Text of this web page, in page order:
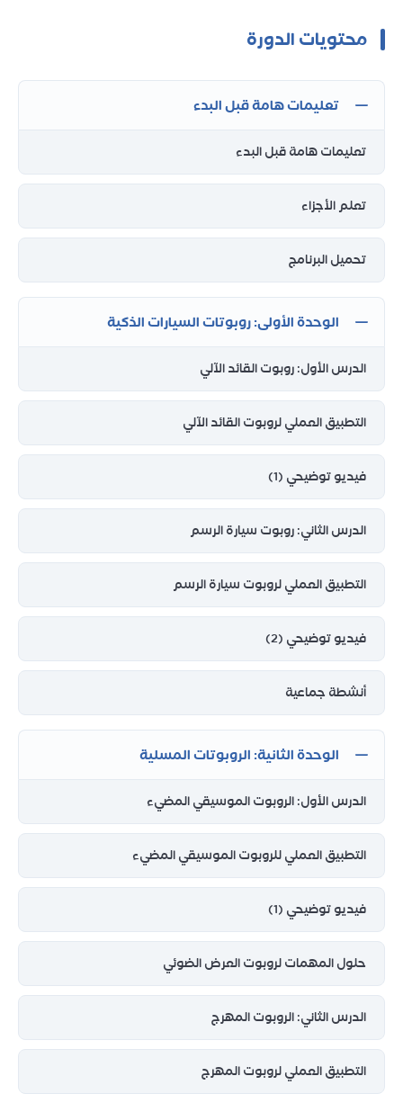
محتويات الدورة
تعليمات هامة قبل البدء
تعليمات هامة قبل البدء
تعلم الأجزاء
تحميل البرنامج
الوحدة الأولى: روبوتات السيارات الذكية
الدرس الأول: روبوت القائد الآلي
التطبيق العملي لروبوت القائد الآلي
فيديو توضيحي (1)
الدرس الثاني: روبوت سيارة الرسم
التطبيق العملي لروبوت سيارة الرسم
فيديو توضيحي (2)
أنشطة جماعية
الوحدة الثانية: الروبوتات المسلية
الدرس الأول: الروبوت الموسيقي المضيء
التطبيق العملي للروبوت الموسيقي المضيء
فيديو توضيحي (1)
حلول المهمات لروبوت العرض الضوئي
الدرس الثاني: الروبوت المهرج
التطبيق العملي لروبوت المهرج